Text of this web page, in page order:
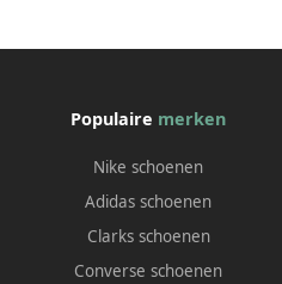
Populaire merken
Nike schoenen
Adidas schoenen
Clarks schoenen
Converse schoenen